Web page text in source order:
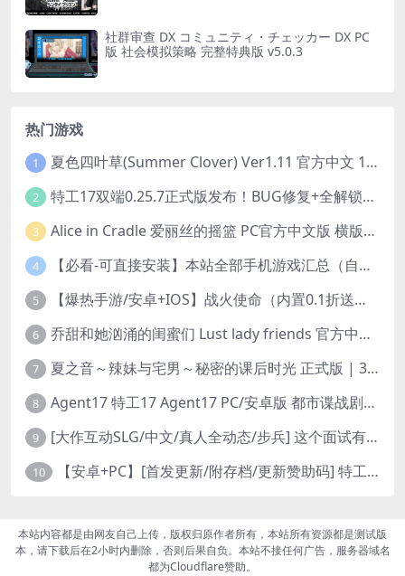
社群审查 DX コミュニティ・チェッカー DX PC
版 社会模拟策略 完整特典版 v5.0.3
热门游戏
1 夏色四叶草(Summer Clover) Ver1.11 官方中文 1+4.35G 全CG 有CV 百度盘版本
2 特工17双端0.25.7正式版发布！BUG修复+全解锁存档+赞助码合集（安卓/PC/中文/动态）
3 Alice in Cradle 爱丽丝的摇篮 PC官方中文版 横版动作ACT 手绘幻想风 v0.29g 完整体验版
4 【必看-可直接安装】本站全部手机游戏汇总（自带修改器MOD）
5 【爆热手游/安卓+IOS】战火使命（内置0.1折送可触碰战姬）[中文/美女养成/整合兑换码/双端互通/更新]（公测）
6 乔甜和她汹涌的闺蜜们 Lust lady friends 官方中文版本 SLG类型
7 夏之音～辣妹与宅男～秘密的课后时光 正式版 | 3D 动态步兵触摸互动 SLG|PC 平台 | 内嵌汉化 + 去码补丁 + 修改存档 | 1.5G
8 Agent17 特工17 Agent17 PC/安卓版 都市谍战剧情模拟RPG v0.26.6 官方中文高清版
9 [大作互动SLG/中文/真人全动态/步兵] 这个面试有点硬2-远征东洋篇 免登录破解版本V1.11 官方中文步兵 [20G/新破解/中文配音]
10 【安卓+PC】[首发更新/附存档/更新赞助码] 特工17Agent V0.25.9 官方中文版+赞助码+修复多项BUG 3月29最新版本
本站内容都是由网友自己上传，版权归原作者所有，本站所有资源都是测试版
本，请下载后在2小时内删除，否则后果自负。本站不接任何广告，服务器域名
都为Cloudflare赞助。